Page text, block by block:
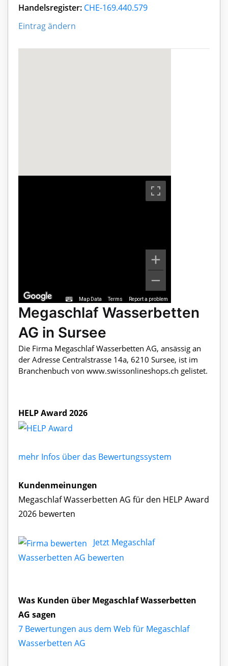
Handelsregister: CHE-169.440.579
Eintrag ändern
Map Data Terms Report a problem
Megaschlaf Wasserbetten
AG in Sursee
Die Firma Megaschlaf Wasserbetten AG, ansässig an
der Adresse Centralstrasse 14a, 6210 Sursee, ist im
Branchenbuch von www.swissonlineshops.ch gelistet.
HELP Award 2026
mehr Infos über das Bewertungssystem
Kundenmeinungen
Megaschlaf Wasserbetten AG für den HELP Award
2026 bewerten
Jetzt Megaschlaf
Wasserbetten AG bewerten
Was Kunden über Megaschlaf Wasserbetten
AG sagen
7 Bewertungen aus dem Web für Megaschlaf
Wasserbetten AG